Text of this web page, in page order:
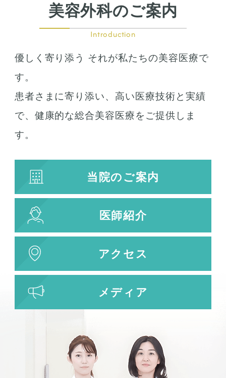
美容外科のご案内
Introduction
優しく寄り添う それが私たちの美容医療で
す。
患者さまに寄り添い、高い医療技術と実績
で、健康的な総合美容医療をご提供しま
す。
当院のご案内
医師紹介
アクセス
メディア